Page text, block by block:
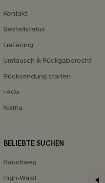
Kontakt
Bestellstatus
Lieferung
Umtausch & Rückgaberecht
Rücksendung starten
FAQs
Klarna
BELIEBTE SUCHEN
Bauchweg
High-Waist